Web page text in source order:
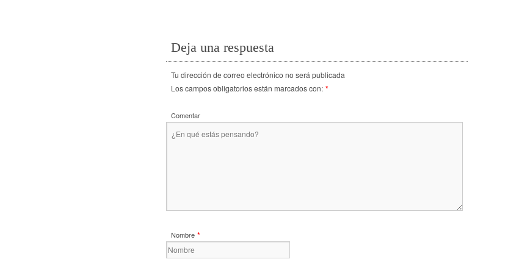
Deja una respuesta
Tu dirección de correo electrónico no será publicada
Los campos obligatorios están marcados con: *
Comentar
Nombre *